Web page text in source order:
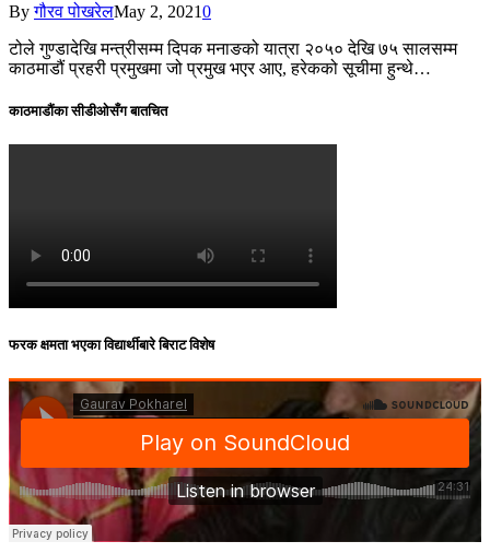
By गौरव पोखरेलMay 2, 20210
टोले गुण्डादेखि मन्त्रीसम्म दिपक मनाङको यात्रा २०५० देखि ७५ सालसम्म
काठमाडौं प्रहरी प्रमुखमा जो प्रमुख भएर आए, हरेकको सूचीमा हुन्थे…
काठमाडौंका सीडीओसँग बातचित
फरक क्षमता भएका विद्यार्थीबारे बिराट विशेष